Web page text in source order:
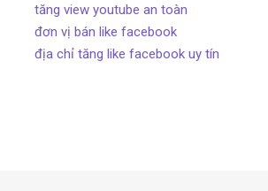
tăng view youtube an toàn
đơn vị bán like facebook
địa chỉ tăng like facebook uy tín